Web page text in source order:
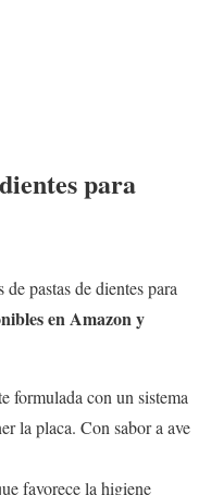
para
pastas de dientes para
en Amazon y
formulada con un sistema
la placa. Con sabor a ave
favorece la higiene